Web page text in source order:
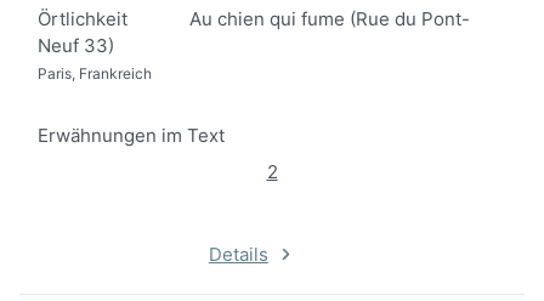
Örtlichkeit
Au chien qui fume (Rue du Pont-
Neuf 33)
Paris, Frankreich
Erwähnungen im Text
2
Details